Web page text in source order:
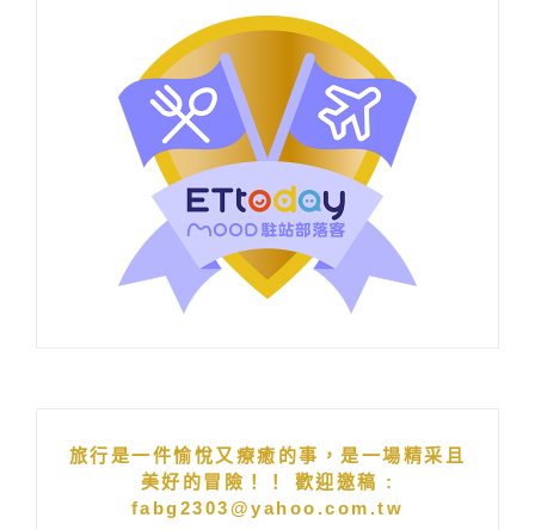
旅行是一件愉悅又療癒的事，是一場精采且
美好的冒險！！ 歡迎邀稿 :
fabg2303@yahoo.com.tw